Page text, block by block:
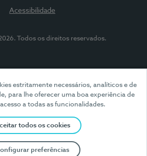
estritamente necessários, analíticos e de
para lhe oferecer uma boa experiência de
a todas as funcionalidades.
todos os cookies
preferências
Acessibilidade
Todos os direitos reservados.